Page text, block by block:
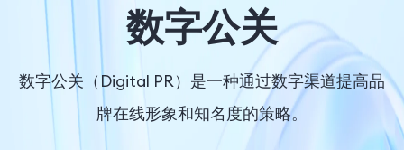
解决方案 数字公关
数字公关（Digital PR）是一种通过数字渠道提高品
牌在线形象和知名度的策略。